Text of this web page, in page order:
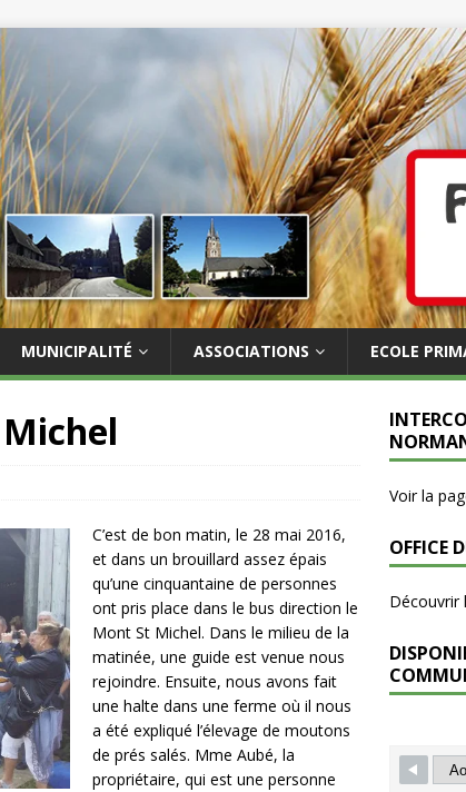
MUNICIPALITÉ ASSOCIATIONS ECOLE
C’est de bon matin, le 28 mai 2016,
et dans un brouillard assez épais
qu’une cinquantaine de personnes
ont pris place dans le bus direction le
Mont St Michel. Dans le milieu de la
matinée, une guide est venue nous
rejoindre. Ensuite, nous avons fait
une halte dans une ferme où il nous
a été expliqué l’élevage de moutons
de prés salés. Mme Aubé, la
propriétaire, qui est une personne
Voir la
OFFICE
Découvrir